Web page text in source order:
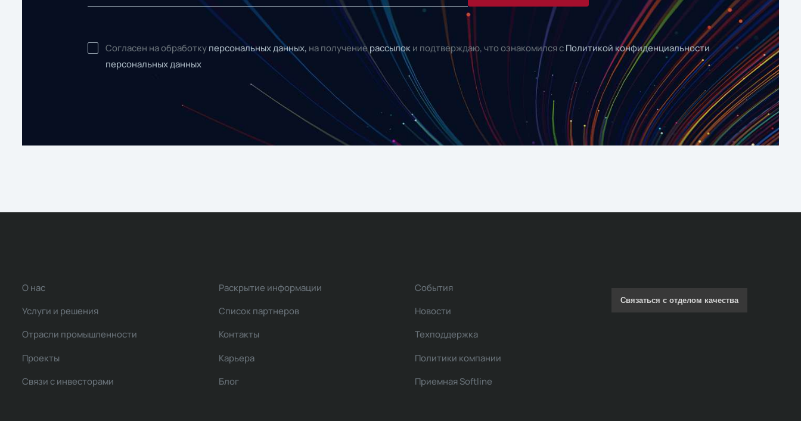
Согласен на обработку персональных данных, на получениерассылок и подтверждаю, что ознакомился с Политикой конфиденциальности
персональных данных
О нас
Услуги и решения
Отрасли промышленности
Проекты
Связи с инвесторами
Раскрытие информации
Список партнеров
Контакты
Карьера
Блог
События
Новости
Техподдержка
Политики компании
Приемная Softline
Связаться с отделом качества